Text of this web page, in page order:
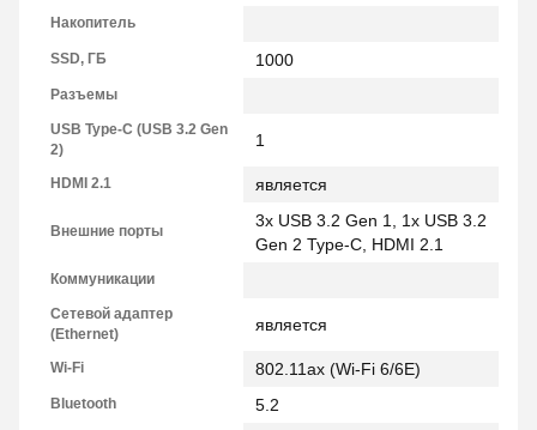
Накопитель
SSD, ГБ 1000
Разъемы
USB Type-C (USB 3.2 Gen
2)
1
HDMI 2.1 является
Внешние порты
3x USB 3.2 Gen 1, 1x USB 3.2
Gen 2 Type-C, HDMI 2.1
Коммуникации
Сетевой адаптер
(Ethernet)
является
Wi-Fi 802.11ax (Wi-Fi 6/6E)
Bluetooth 5.2